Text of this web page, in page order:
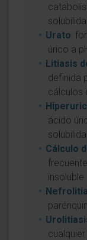
Urato:
úrico a
Litiasis
definida
cálculos
ácido
Cálculo
insoluble.